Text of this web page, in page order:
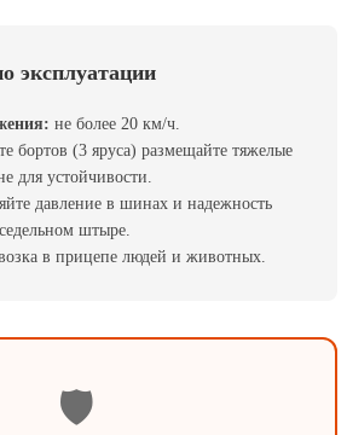
эксплуатации
не более 20 км/ч.
бортов (3 яруса) размещайте тяжелые
для устойчивости.
давление в шинах и надежность
штыре.
в прицепе людей и животных.
🛡️